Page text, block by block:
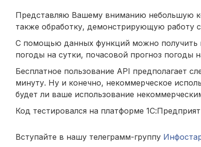
Представляю Вашему вниманию небольшую
также обработку, демонстрирующую работу
С помощью данных функций можно получить
погоды на сутки, почасовой прогноз погоды
Бесплатное пользование API предполагает
минуту. Ну и конечно, некоммерческое
будет ли ваше использование
Код тестировался на платформе
Вступайте в нашу телеграмм-группу